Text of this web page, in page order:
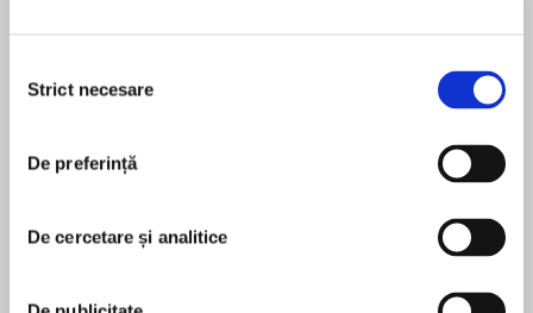
consimțământului
Strict necesare
De preferință
De cercetare și analitice
Avem cu totii o nevoie profunda de a apartine.
Ne dorim sa ne simtim acceptati, ne dorim sa
acestea, desi de multe ori nu ne dam seama,
departe de conectarea cu noi insine si de
trairea vietii pe care ne-o dorim cu adevarat.
În acest moment nu există recenzii